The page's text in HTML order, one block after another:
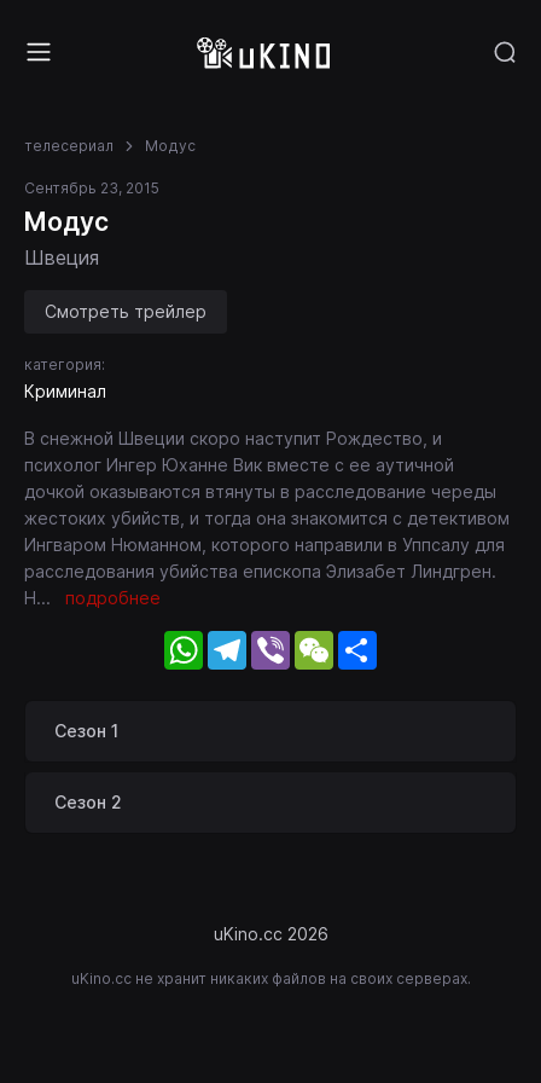
телесериал Модус
Сентябрь 23, 2015
Модус
Швеция
Смотреть трейлер
категория:
Криминал
В снежной Швеции скоро наступит Рождество, и
психолог Ингер Юханне Вик вместе с ее аутичной
дочкой оказываются втянуты в расследование череды
жестоких убийств, и тогда она знакомится с детективом
Ингваром Нюманном, которого направили в Уппсалу для
расследования убийства епископа Элизабет Линдгрен.
Н... подробнее
WhatsApp
Telegram
Viber WeChat
Сезон 1
Сезон 2
uKino.cc 2026
uKino.cc не хранит никаких файлов на своих серверах.